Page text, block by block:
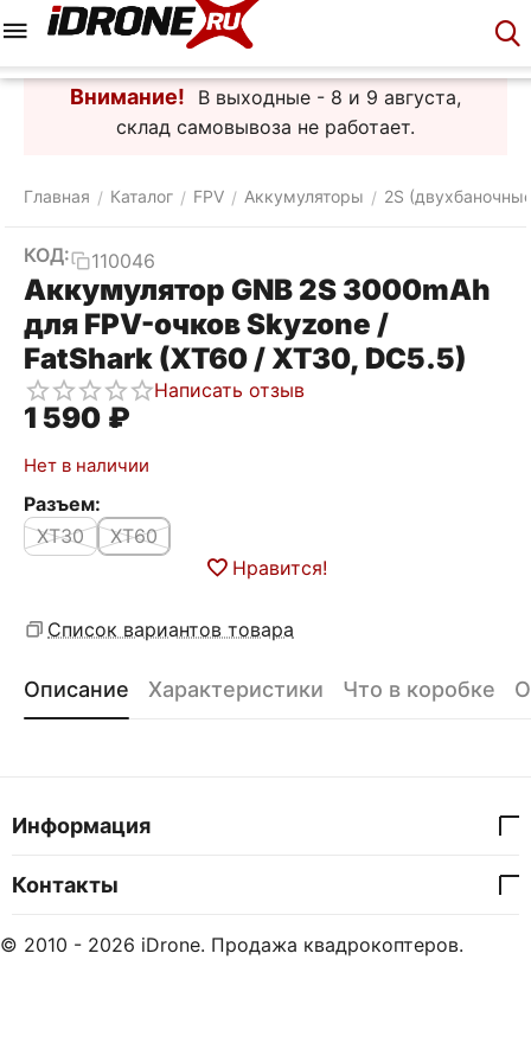
Внимание!
В выходные - 8 и 9 августа,
склад самовывоза не работает.
Главная / Каталог / FPV / Аккумуляторы / 2S
КОД: 110046
Аккумулятор GNB 2S 3000mAh
для FPV-очков Skyzone /
FatShark (XT60 / XT30, DC5.5)
Написать отзыв
1 590 ₽
Нет в наличии
Разъем:
XT30
XT60
Нравится!
Список вариантов товара
Описание Характеристики Что в коробке
Информация
Контакты
© 2010 - 2026 iDrone. Продажа квадрокоптеров.
Корзина